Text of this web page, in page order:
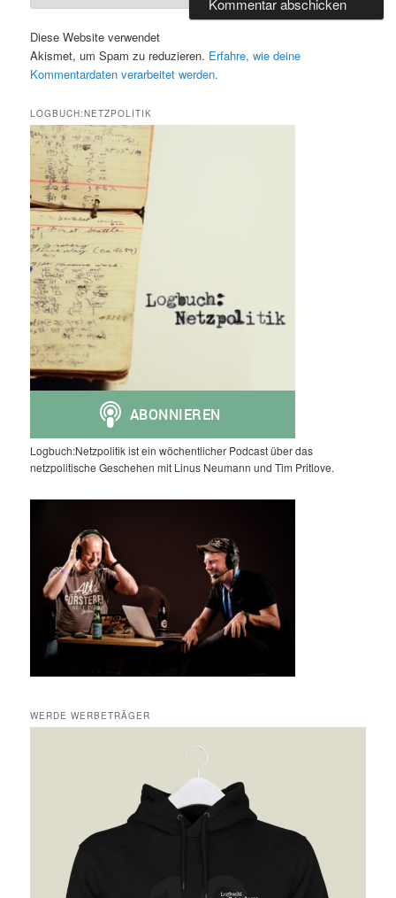
Diese Website verwendet
Akismet, um Spam zu reduzieren. Erfahre, wie deine
Kommentardaten verarbeitet werden.
LOGBUCH:NETZPOLITIK
Logbuch:Netzpolitik ist ein wöchentlicher Podcast über das
netzpolitische Geschehen mit Linus Neumann und Tim Pritlove.
WERDE WERBETRÄGER